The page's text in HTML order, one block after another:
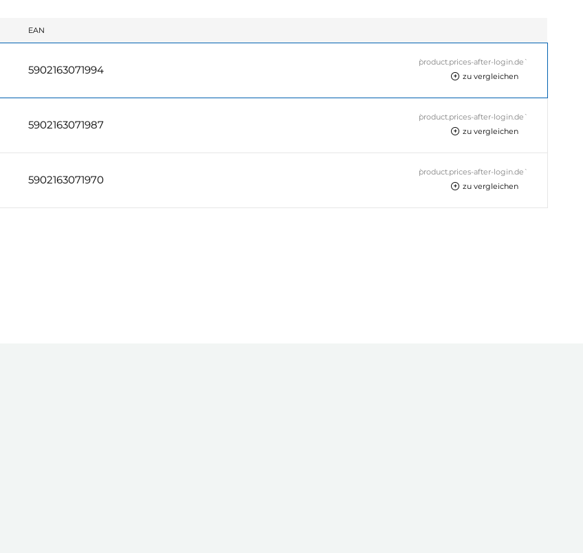
EAN
5902163071994
`product.prices-after-login.de`
zu vergleichen
5902163071987
`product.prices-after-login.de`
zu vergleichen
5902163071970
`product.prices-after-login.de`
zu vergleichen